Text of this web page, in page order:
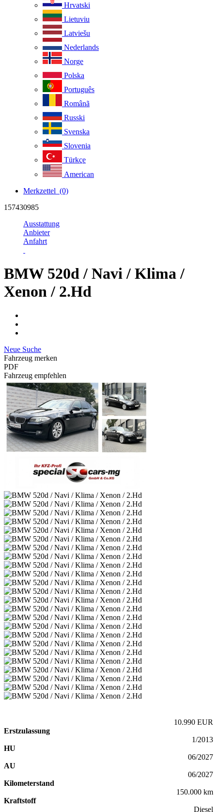
Hrvatski
Lietuviu
Latviešu
Nederlands
Norge
Polska
Português
Românã
Russki
Svenska
Slovenia
Türkçe
American
Merkzettel (0)
157430985
Ausstattung
Anbieter
Anfahrt
BMW 520d / Navi / Klima /
Xenon / 2.Hd
Neue Suche
Fahrzeug merken
PDF
Fahrzeug empfehlen
10.990 EUR
Erstzulassung
1/2013
HU
06/2027
AU
06/2027
Kilometerstand
150.000 km
Kraftstoff
Diesel